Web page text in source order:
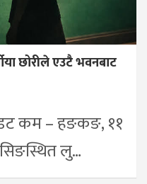
छोरीले एउटै भवनबाट
कम – हङकङ, ११
लु…